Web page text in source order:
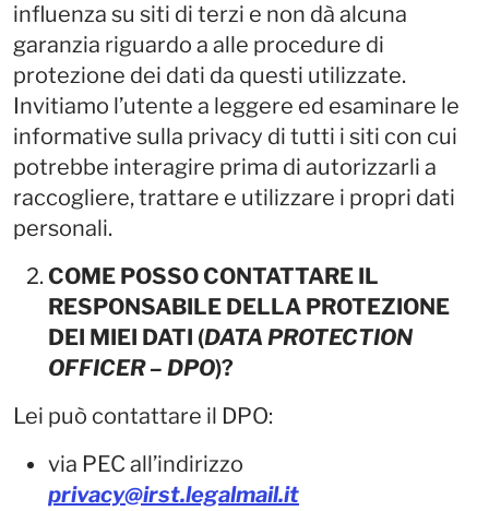
influenza su siti di terzi e non dà alcuna
garanzia riguardo a alle procedure di
protezione dei dati da questi utilizzate.
Invitiamo l’utente a leggere ed esaminare le
informative sulla privacy di tutti i siti con cui
potrebbe interagire prima di autorizzarli a
raccogliere, trattare e utilizzare i propri dati
personali.
COME POSSO CONTATTARE IL
RESPONSABILE DELLA PROTEZIONE
DEI MIEI DATI (DATA PROTECTION
OFFICER – DPO)?
Lei può contattare il DPO:
via PEC all’indirizzo
privacy@irst.legalmail.it